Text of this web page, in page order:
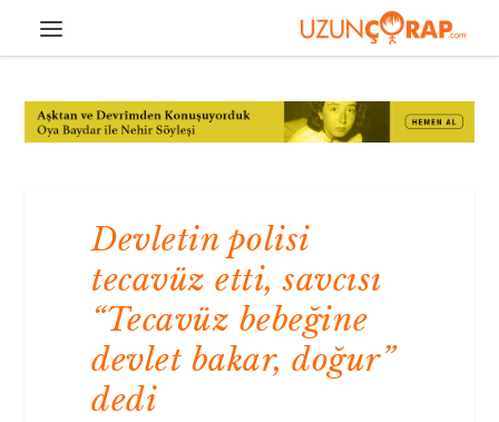
Devletin polisi
tecavüz etti, savcısı
“Tecavüz bebeğine
devlet bakar, doğur”
dedi